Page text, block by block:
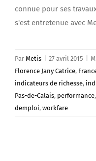
connue pour ses
s'est entretenue avec
Par Metis 27 avril 2015
Florence Jany Catrice,
indicateurs de richesse,
Pas-de-Calais, performance,
demploi, workfare